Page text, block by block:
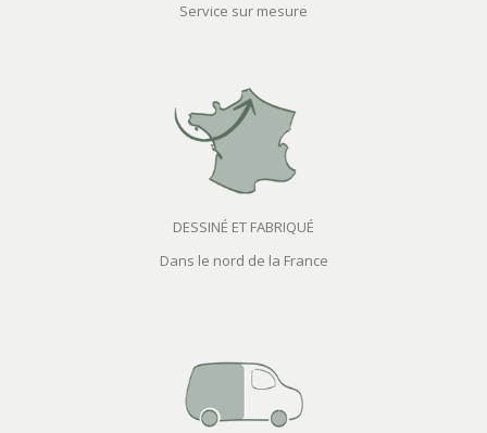
Service sur mesure
DESSINÉ ET FABRIQUÉ
Dans le nord de la France